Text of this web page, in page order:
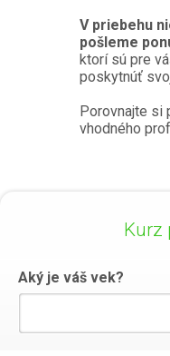
V priebehu
pošleme
ktorí sú pre
poskytnúť
Porovnajte si
vhodného
Kurz
Aký je váš vek?